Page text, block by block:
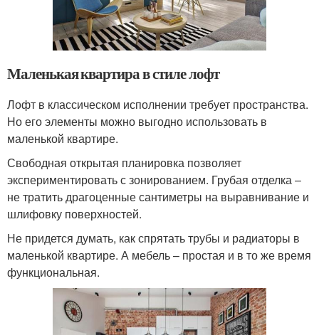
Маленькая квартира в стиле лофт
Лофт в классическом исполнении требует пространства.
Но его элементы можно выгодно использовать в
маленькой квартире.
Свободная открытая планировка позволяет
экспериментировать с зонированием. Грубая отделка –
не тратить драгоценные сантиметры на выравнивание и
шлифовку поверхностей.
Не придется думать, как спрятать трубы и радиаторы в
маленькой квартире. А мебель – простая и в то же время
функциональная.